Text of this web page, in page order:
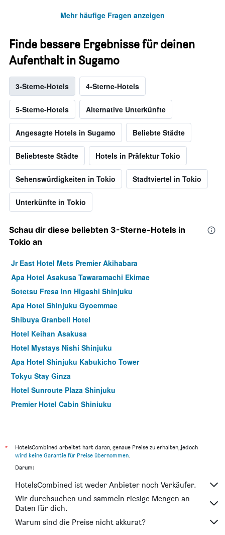
Mehr häufige Fragen anzeigen
Finde bessere Ergebnisse für deinen
Aufenthalt in Sugamo
3-Sterne-Hotels 4-Sterne-Hotels
5-Sterne-Hotels Alternative Unterkünfte
Angesagte Hotels in Sugamo Beliebte Städte
Beliebteste Städte Hotels in Präfektur Tokio
Sehenswürdigkeiten in Tokio Stadtviertel in Tokio
Unterkünfte in Tokio
Schau dir diese beliebten 3-Sterne-Hotels in
Tokio an
Jr East Hotel Mets Premier Akihabara
Apa Hotel Asakusa Tawaramachi Ekimae
Sotetsu Fresa Inn Higashi Shinjuku
Apa Hotel Shinjuku Gyoemmae
Shibuya Granbell Hotel
Hotel Keihan Asakusa
Hotel Mystays Nishi Shinjuku
Apa Hotel Shinjuku Kabukicho Tower
Tokyu Stay Ginza
Hotel Sunroute Plaza Shinjuku
Premier Hotel Cabin Shinjuku
The Square Hotel Ginza
Jr West Group Via Inn Higashiginza
Akasaka Granbell Hotel
Sotetsu Fresa Inn Nihombashi-Ningyocho
Hotel Siena
*
HotelsCombined arbeitet hart daran, genaue Preise zu erhalten, jedoch
wird keine Garantie für Preise übernommen.
Darum:
HotelsCombined ist weder Anbieter noch Verkäufer.
Wir durchsuchen und sammeln riesige Mengen an
Daten für dich.
Warum sind die Preise nicht akkurat?